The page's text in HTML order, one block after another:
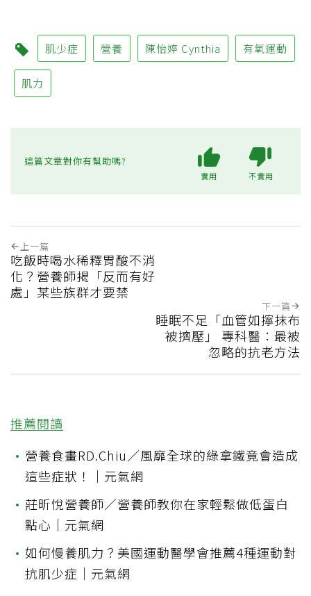
肌少症 營養 陳怡婷 Cynthia 有氧運動
肌力
這篇文章對你有幫助嗎?
實用 不實用
上一篇
吃飯時喝水稀釋胃酸不消
化？營養師揭「反而有好
處」某些族群才要禁
下一篇
睡眠不足「血管如擰抹布
被擠壓」 專科醫：最被
忽略的抗老方法
推薦閱讀
• 營養食畫RD.Chiu／風靡全球的綠拿鐵竟會造成
這些症狀！｜元氣網
• 莊昕悅營養師／營養師教你在家輕鬆做低蛋白
點心｜元氣網
• 如何慢養肌力？美國運動醫學會推薦4種運動對
抗肌少症｜元氣網